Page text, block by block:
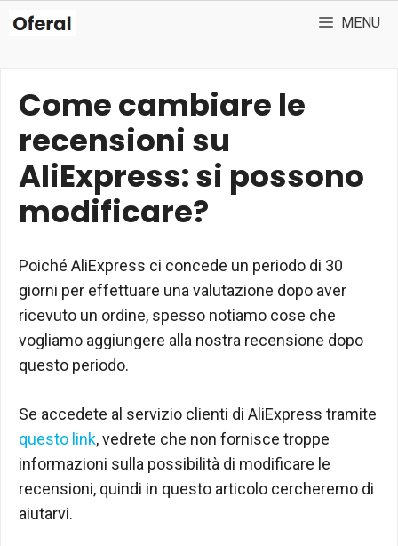
MENU
Come cambiare le
recensioni su
AliExpress: si possono
modificare?
Poiché AliExpress ci concede un periodo di 30
giorni per effettuare una valutazione dopo aver
ricevuto un ordine, spesso notiamo cose che
vogliamo aggiungere alla nostra recensione dopo
questo periodo.
Se accedete al servizio clienti di AliExpress tramite
questo link, vedrete che non fornisce troppe
informazioni sulla possibilità di modificare le
recensioni, quindi in questo articolo cercheremo di
aiutarvi.